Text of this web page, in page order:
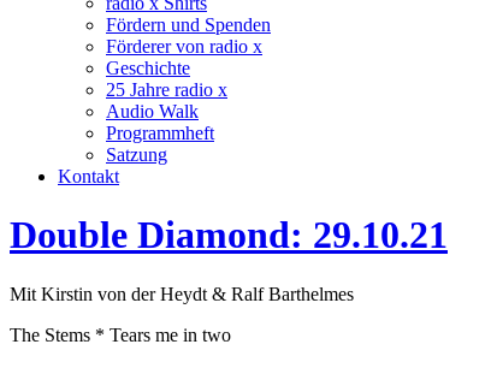
Fördern und Spenden
Förderer von radio x
Geschichte
25 Jahre radio x
Audio Walk
Programmheft
Satzung
Kontakt
Double Diamond: 29.10.21
Mit Kirstin von der Heydt & Ralf Barthelmes
The Stems * Tears me in two